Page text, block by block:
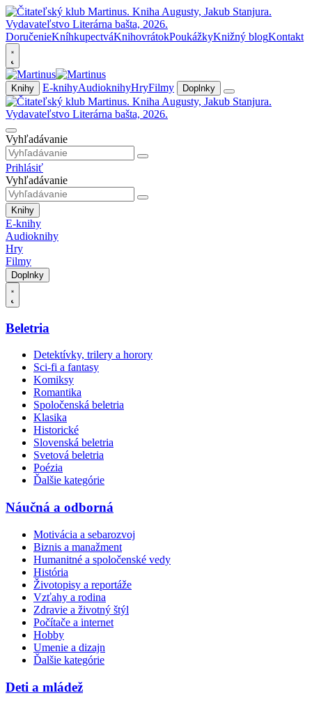
DoručenieKníhkupectváKnihovrátokPoukážkyKnižný blogKontakt
Knihy E-knihyAudioknihyHryFilmy Doplnky
Vyhľadávanie
Prihlásiť
Vyhľadávanie
Knihy
E-knihy
Audioknihy
Hry
Filmy
Doplnky
Beletria
Detektívky, trilery a horory
Sci-fi a fantasy
Komiksy
Romantika
Spoločenská beletria
Klasika
Historické
Slovenská beletria
Svetová beletria
Poézia
Ďalšie kategórie
Náučná a odborná
Motivácia a sebarozvoj
Biznis a manažment
Humanitné a spoločenské vedy
História
Životopisy a reportáže
Vzťahy a rodina
Zdravie a životný štýl
Počítače a internet
Hobby
Umenie a dizajn
Ďalšie kategórie
Deti a mládež